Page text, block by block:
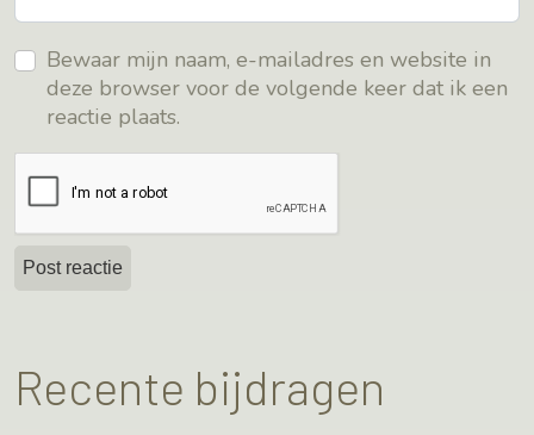
Bewaar mijn naam, e-mailadres en website in
deze browser voor de volgende keer dat ik een
reactie plaats.
Recente bijdragen